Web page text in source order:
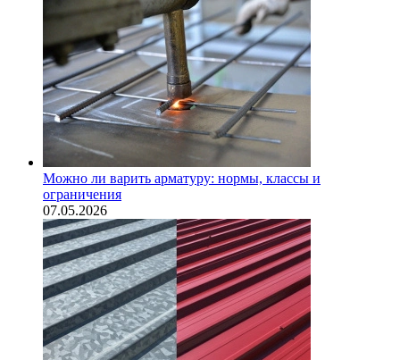
Можно ли варить арматуру: нормы, классы и
ограничения
07.05.2026